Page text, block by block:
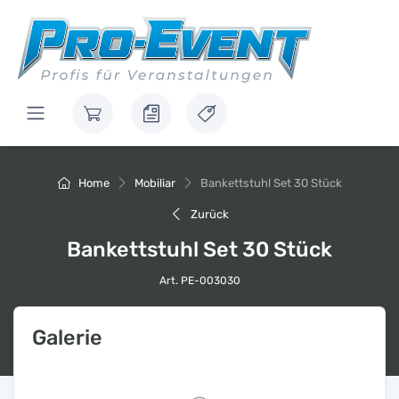
Home Mobiliar Bankettstuhl Set 30 Stück
Zurück
Bankettstuhl Set 30 Stück
Art. PE-003030
Galerie